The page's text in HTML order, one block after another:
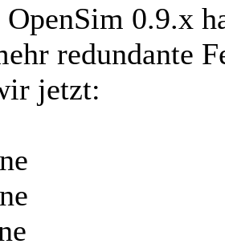
0.9.x
redundante
jetzt: